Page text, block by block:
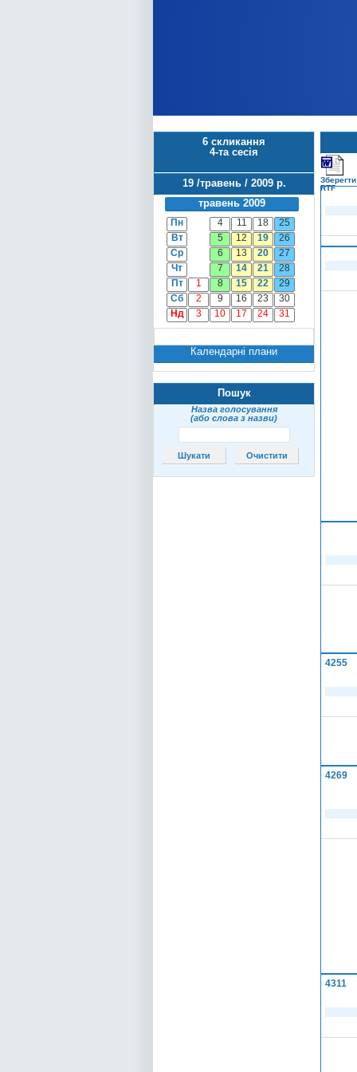
6 скликання
4-та сесія
19 /травень / 2009 р.
травень 2009
Пн 4 11 18
25
Вт
5 12 19
26
Ср
6 13 20
27
Чт
7 14 21
28
Пт
1 8 15 22
29
Сб
2 9 16 23
30
Нд
3 10 17 24 31
Календарні плани
Пошук
Назва голосування
(або слова з назви)
RTF
4255
4269
4311